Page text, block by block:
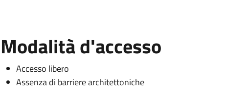
Modalità d'accesso
Accesso libero
Assenza di barriere architettoniche